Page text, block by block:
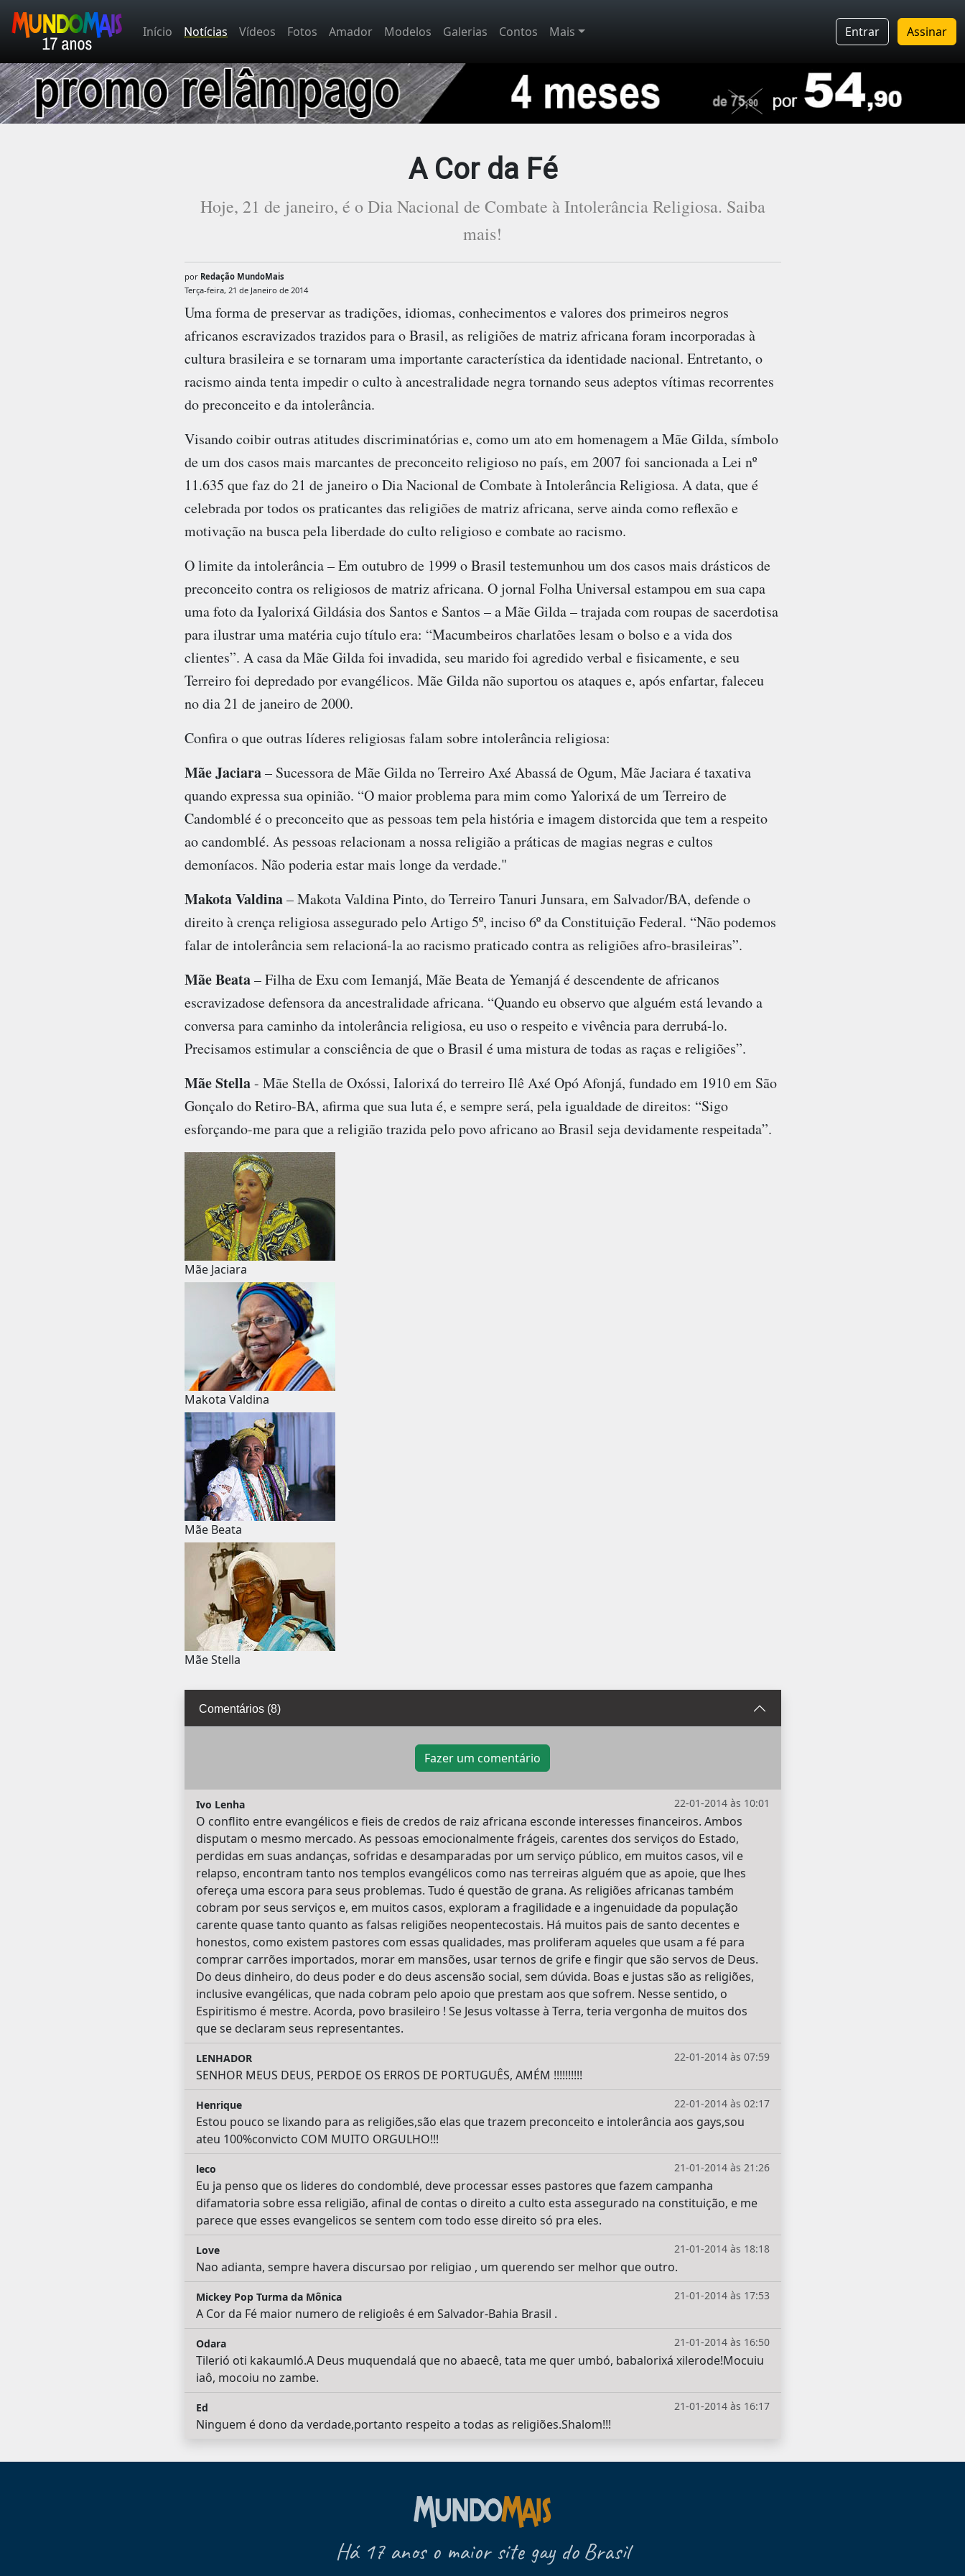
Início Notícias Vídeos Fotos Amador Modelos Galerias Contos Mais Entrar Assinar
A Cor da Fé
Hoje, 21 de janeiro, é o Dia Nacional de Combate à Intolerância Religiosa. Saiba
mais!
por Redação MundoMais
Terça-feira, 21 de Janeiro de 2014
Uma forma de preservar as tradições, idiomas, conhecimentos e valores dos primeiros negros
africanos escravizados trazidos para o Brasil, as religiões de matriz africana foram incorporadas à
cultura brasileira e se tornaram uma importante característica da identidade nacional. Entretanto, o
racismo ainda tenta impedir o culto à ancestralidade negra tornando seus adeptos vítimas recorrentes
do preconceito e da intolerância.
Visando coibir outras atitudes discriminatórias e, como um ato em homenagem a Mãe Gilda, símbolo
de um dos casos mais marcantes de preconceito religioso no país, em 2007 foi sancionada a Lei nº
11.635 que faz do 21 de janeiro o Dia Nacional de Combate à Intolerância Religiosa. A data, que é
celebrada por todos os praticantes das religiões de matriz africana, serve ainda como reflexão e
motivação na busca pela liberdade do culto religioso e combate ao racismo.
O limite da intolerância – Em outubro de 1999 o Brasil testemunhou um dos casos mais drásticos de
preconceito contra os religiosos de matriz africana. O jornal Folha Universal estampou em sua capa
uma foto da Iyalorixá Gildásia dos Santos e Santos – a Mãe Gilda – trajada com roupas de sacerdotisa
para ilustrar uma matéria cujo título era: “Macumbeiros charlatões lesam o bolso e a vida dos
clientes”. A casa da Mãe Gilda foi invadida, seu marido foi agredido verbal e fisicamente, e seu
Terreiro foi depredado por evangélicos. Mãe Gilda não suportou os ataques e, após enfartar, faleceu
no dia 21 de janeiro de 2000.
Confira o que outras líderes religiosas falam sobre intolerância religiosa:
Mãe Jaciara– Sucessora de Mãe Gilda no Terreiro Axé Abassá de Ogum, Mãe Jaciara é taxativa
quando expressa sua opinião. “O maior problema para mim como Yalorixá de um Terreiro de
Candomblé é o preconceito que as pessoas tem pela história e imagem distorcida que tem a respeito
ao candomblé. As pessoas relacionam a nossa religião a práticas de magias negras e cultos
demoníacos. Não poderia estar mais longe da verdade."
Makota Valdina– Makota Valdina Pinto, do Terreiro Tanuri Junsara, em Salvador/BA, defende o
direito à crença religiosa assegurado pelo Artigo 5º, inciso 6º da Constituição Federal. “Não podemos
falar de intolerância sem relacioná-la ao racismo praticado contra as religiões afro-brasileiras”.
Mãe Beata– Filha de Exu com Iemanjá, Mãe Beata de Yemanjá é descendente de africanos
escravizadose defensora da ancestralidade africana. “Quando eu observo que alguém está levando a
conversa para caminho da intolerância religiosa, eu uso o respeito e vivência para derrubá-lo.
Precisamos estimular a consciência de que o Brasil é uma mistura de todas as raças e religiões”.
Mãe Stella- Mãe Stella de Oxóssi, Ialorixá do terreiro Ilê Axé Opó Afonjá, fundado em 1910 em São
Gonçalo do Retiro-BA, afirma que sua luta é, e sempre será, pela igualdade de direitos: “Sigo
esforçando-me para que a religião trazida pelo povo africano ao Brasil seja devidamente respeitada”.
Mãe Jaciara
Makota Valdina
Mãe Beata
Mãe Stella
Comentários (8)
Fazer um comentário
22-01-2014 às 10:01
Ivo Lenha
O conflito entre evangélicos e fieis de credos de raiz africana esconde interesses financeiros. Ambos
disputam o mesmo mercado. As pessoas emocionalmente frágeis, carentes dos serviços do Estado,
perdidas em suas andanças, sofridas e desamparadas por um serviço público, em muitos casos, vil e
relapso, encontram tanto nos templos evangélicos como nas terreiras alguém que as apoie, que lhes
ofereça uma escora para seus problemas. Tudo é questão de grana. As religiões africanas também
cobram por seus serviços e, em muitos casos, exploram a fragilidade e a ingenuidade da população
carente quase tanto quanto as falsas religiões neopentecostais. Há muitos pais de santo decentes e
honestos, como existem pastores com essas qualidades, mas proliferam aqueles que usam a fé para
comprar carrões importados, morar em mansões, usar ternos de grife e fingir que são servos de Deus.
Do deus dinheiro, do deus poder e do deus ascensão social, sem dúvida. Boas e justas são as religiões,
inclusive evangélicas, que nada cobram pelo apoio que prestam aos que sofrem. Nesse sentido, o
Espiritismo é mestre. Acorda, povo brasileiro ! Se Jesus voltasse à Terra, teria vergonha de muitos dos
que se declaram seus representantes.
22-01-2014 às 07:59
LENHADOR
SENHOR MEUS DEUS, PERDOE OS ERROS DE PORTUGUÊS, AMÉM !!!!!!!!!!
22-01-2014 às 02:17
Henrique
Estou pouco se lixando para as religiões,são elas que trazem preconceito e intolerância aos gays,sou
ateu 100%convicto COM MUITO ORGULHO!!!
21-01-2014 às 21:26
leco
Eu ja penso que os lideres do condomblé, deve processar esses pastores que fazem campanha
difamatoria sobre essa religião, afinal de contas o direito a culto esta assegurado na constituição, e me
parece que esses evangelicos se sentem com todo esse direito só pra eles.
21-01-2014 às 18:18
Love
Nao adianta, sempre havera discursao por religiao , um querendo ser melhor que outro.
21-01-2014 às 17:53
Mickey Pop Turma da Mônica
A Cor da Fé maior numero de religioês é em Salvador-Bahia Brasil .
21-01-2014 às 16:50
Odara
Tilerió oti kakaumló.A Deus muquendalá que no abaecê, tata me quer umbó, babalorixá xilerode!Mocuiu
iaô, mocoiu no zambe.
21-01-2014 às 16:17
Ed
Ninguem é dono da verdade,portanto respeito a todas as religiões.Shalom!!!
Há 17 anos o maior site gay do Brasil